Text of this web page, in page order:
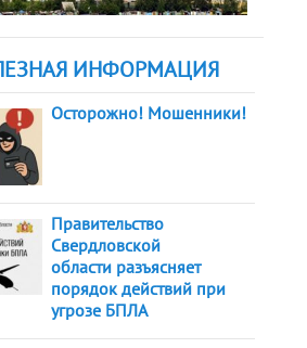
ИНФОРМАЦИЯ
Осторожно! Мошенники!
Правительство
Свердловской
области разъясняет
порядок действий при
угрозе БПЛА